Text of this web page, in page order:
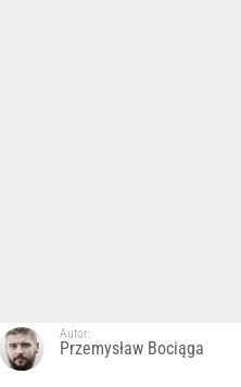
Autor:
Przemysław Bociąga